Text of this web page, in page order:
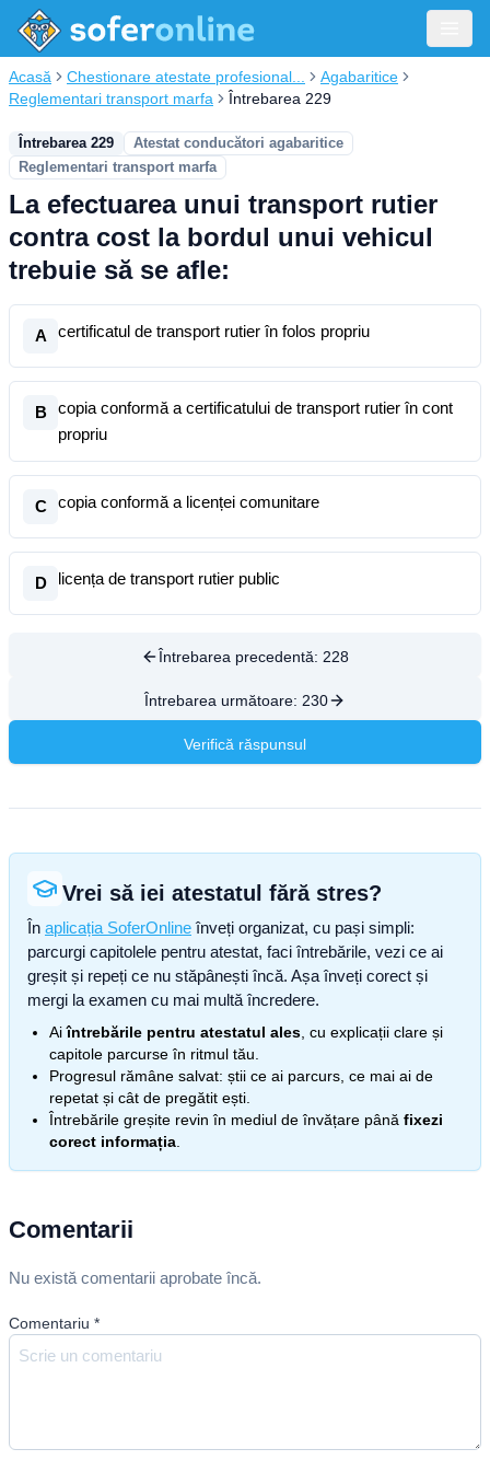
Acasă Chestionare atestate profesional...
Agabaritice
Reglementari transport marfa
Întrebarea 229
Întrebarea 229
Atestat conducători agabaritice
Reglementari transport marfa
La efectuarea unui transport rutier
contra cost la bordul unui vehicul
trebuie să se afle:
A certificatul de transport rutier în folos propriu
B
copia conformă a certificatului de transport rutier în cont
propriu
C copia conformă a licenței comunitare
D licența de transport rutier public
Întrebarea precedentă: 228
Întrebarea următoare: 230
Verifică răspunsul
Vrei să iei atestatul fără stres?
În aplicația SoferOnline înveți organizat, cu pași simpli:
parcurgi capitolele pentru atestat, faci întrebările, vezi ce ai
greșit și repeți ce nu stăpânești încă. Așa înveți corect și
mergi la examen cu mai multă încredere.
Aiîntrebările pentru atestatul ales , cu explicații clare și
capitole parcurse în ritmul tău.
Progresul rămâne salvat: știi ce ai parcurs, ce mai ai de
repetat și cât de pregătit ești.
Întrebările greșite revin în mediul de învățare până fixezi
corect informația
Comentarii
Nu există comentarii aprobate încă.
Comentariu *